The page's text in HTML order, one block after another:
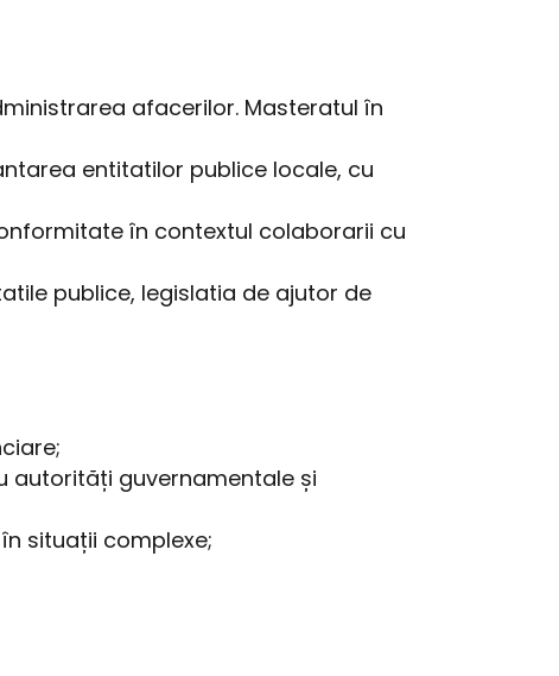
afacerilor. Masteratul în
entitatilor publice locale, cu
în contextul colaborarii cu
publice, legislatia de ajutor de
autorități guvernamentale și
situații complexe;